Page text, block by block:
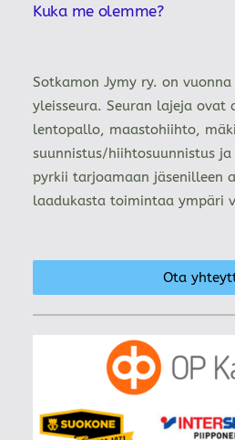
Kuka me olemme?
Sotkamon Jymy ry. on
yleisseura. Seuran lajeja ovat
lentopallo, maastohiihto,
suunnistus/hiihtosuunnistus
pyrkii tarjoamaan jäsenilleen
laadukasta toimintaa ympäri
Ota